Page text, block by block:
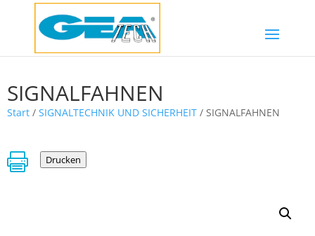
SIGNALFAHNEN
Start / SIGNALTECHNIK UND SICHERHEIT / SIGNALFAHNEN
 Drucken